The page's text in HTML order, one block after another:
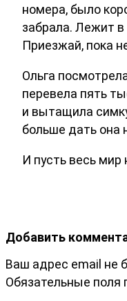
номера, было
забрала. Лежит в
Приезжай, пока
Ольга
перевела пять
и вытащила
больше дать она
И пусть весь
Добавить
Ваш адрес email не
Обязательные поля